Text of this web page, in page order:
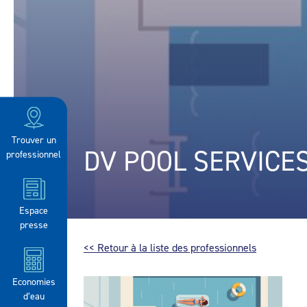
Trouver un
professionnel
Espace
presse
Economies
d’eau
DV POOL
<< Retour à la liste des professionnels